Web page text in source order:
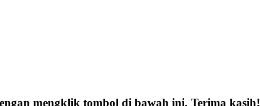
mengklik tombol di bawah ini. Terima kasih!